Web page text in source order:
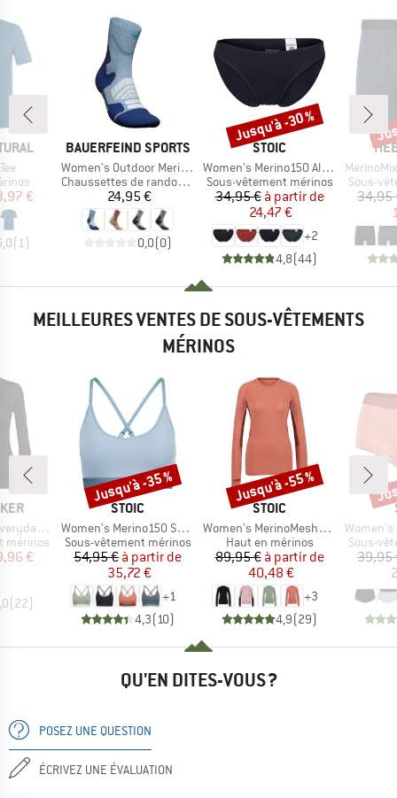
réduit
€
(1 )
MARQUE
BAUERFEIND SPORTS
Article
Women's Outdoor Merino Mid Cut Socks
Product group
Chaussettes de randonnée
Prix
24,95 €
0,0(0)
MARQUE
STOIC
Article
Women's Merino150 AlsenSt. Brief
Product group
Sous-vêtement mérinos
Prix
34,95 € Prix réduit
à partir de
24,47 €
+2
4,8(44)
Remise
Jusqu'à -30 %
Article
Product
Sous-
34,95
MEILLEURES VENTES DE SOUS-VÊTEMENTS
MÉRINOS
S Crewe
mérinos
réduit
€
(22)
MARQUE
STOIC
Article
Women's Merino150 SadjemSt. Bra
Product group
Sous-vêtement mérinos
Prix
54,95 € Prix réduit
à partir de
35,72 €
+1
4,3(10)
Remise
Jusqu'à -35 %
MARQUE
STOIC
Article
Women's MerinoMesh150 SadjemSt. L/S
Product group
Haut en mérinos
Prix
89,95 € Prix réduit
à partir de
40,48 €
+3
4,9(29)
Remise
Jusqu'à -55 %
Article
Women's
Product
Sous-
39,95
QU'EN DITES-VOUS ?
POSEZ UNE QUESTION
ÉCRIVEZ UNE ÉVALUATION